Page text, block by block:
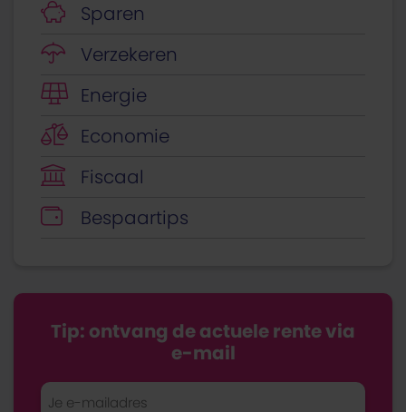
Sparen
Verzekeren
Energie
Economie
Fiscaal
Bespaartips
Tip: ontvang de actuele rente via
e-mail